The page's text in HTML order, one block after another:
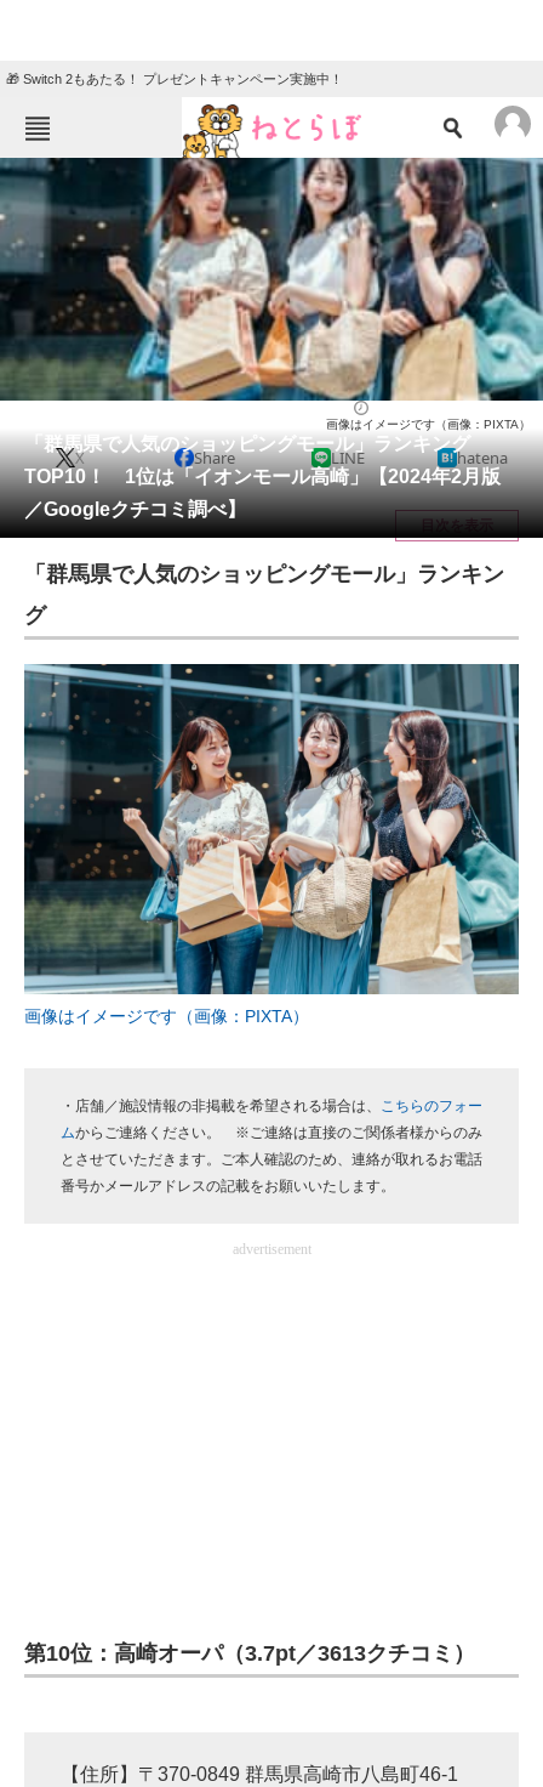
🎁 Switch 2もあたる！ プレゼントキャンペーン実施中！
ねとらぼメニュー
TOP ニュース
エンタメ クイズ
地域
住まい 教育・育児
リサーチ
会員記事
メディア
注目記事を集めた総合ページ
進化するPCとデバイスの未来
好きが集まる 比べて選べる
ビジネスと働き方のヒント
AI活用のいまが分かる
企業ITのトレンドを詳説
経営リーダーのコミュニティ
マーケ×ITの今がよく分かる
企業向けIT製品の総合サイト
IT製品の技術・比較・事例
「群馬県で人気のショッピングモール」ランキング
TOP10！ 1位は「イオンモール高崎」【2024年2月版
／Googleクチコミ調べ】
画像はイメージです（画像：PIXTA）
X Share LINE hatena
目次を表示
「群馬県で人気のショッピングモール」ランキン
グ
画像はイメージです（画像：PIXTA）
・店舗／施設情報の非掲載を希望される場合は、 こちらのフォー
ムからご連絡ください。 ※ご連絡は直接のご関係者様からのみ
とさせていただきます。ご本人確認のため、連絡が取れるお電話
番号かメールアドレスの記載をお願いいたします。
advertisement
第10位：高崎オーパ（3.7pt／3613クチコミ）
【住所】〒370-0849 群馬県高崎市八島町46-1